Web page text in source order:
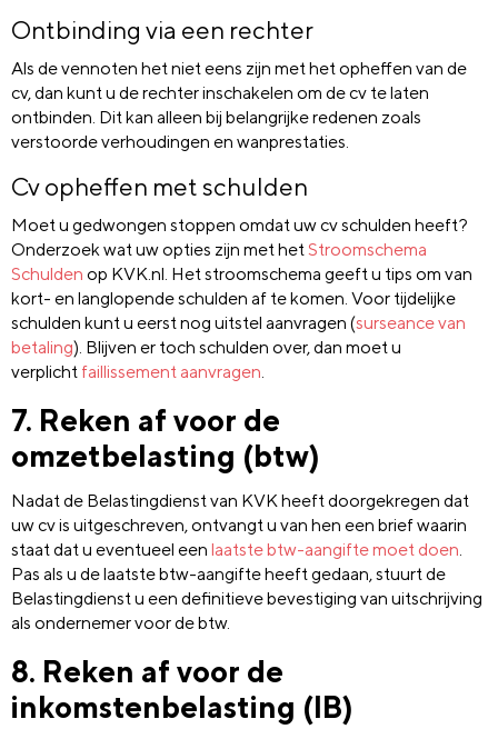
Ontbinding via een rechter
Als de vennoten het niet eens zijn met het opheffen van de
cv, dan kunt u de rechter inschakelen om de cv te laten
ontbinden. Dit kan alleen bij belangrijke redenen zoals
verstoorde verhoudingen en wanprestaties.
Cv opheffen met schulden
Moet u gedwongen stoppen omdat uw cv schulden heeft?
Onderzoek wat uw opties zijn met hetStroomschema
Schulden op KVK.nl. Het stroomschema geeft u tips om van
kort- en langlopende schulden af te komen. Voor tijdelijke
schulden kunt u eerst nog uitstel aanvragen (surseance van
betaling). Blijven er toch schulden over, dan moet u
verplicht faillissement aanvragen.
7. Reken af voor de
omzetbelasting (btw)
Nadat de Belastingdienst van KVK heeft doorgekregen dat
uw cv is uitgeschreven, ontvangt u van hen een brief waarin
staat dat u eventueel een laatste btw-aangifte moet doen
Pas als u de laatste btw-aangifte heeft gedaan, stuurt de
Belastingdienst u een definitieve bevestiging van uitschrijving
als ondernemer voor de btw.
8. Reken af voor de
inkomstenbelasting (IB)